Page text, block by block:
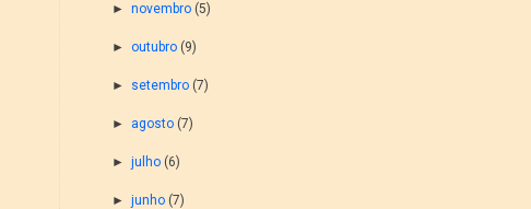
►novembro (5)
►outubro (9)
► setembro (7)
► agosto (7)
►julho (6)
►junho (7)